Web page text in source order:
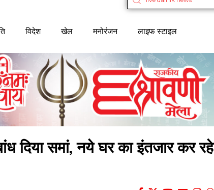
विदेश खेल मनोरंजन लाइफ स्टाइल
दिया समां, नये घर का इंतजार कर रहे